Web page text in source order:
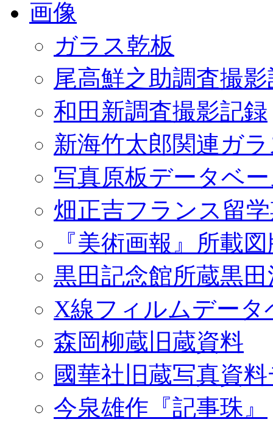
画像
ガラス乾板
尾高鮮之助調査撮
和田新調査撮影記録
新海竹太郎関連ガ
写真原板データベ
畑正吉フランス留
『美術画報』所載
黒田記念館所蔵黒
X線フィルムデータ
森岡柳蔵旧蔵資料
國華社旧蔵写真資
今泉雄作『記事珠』